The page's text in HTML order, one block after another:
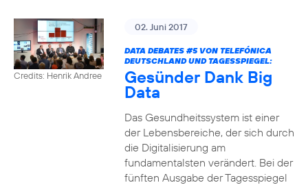
Credits: Henrik Andree
02. Juni 2017
DATA DEBATES #5VON TELEFÓNICA
DEUTSCHLAND UND TAGESSPIEGEL:
Gesünder Dank Big
Data
Das Gesundheitssystem ist einer
der Lebensbereiche, der sich durch
die Digitalisierung am
fundamentalsten verändert. Bei der
fünften Ausgabe der Tagesspiegel